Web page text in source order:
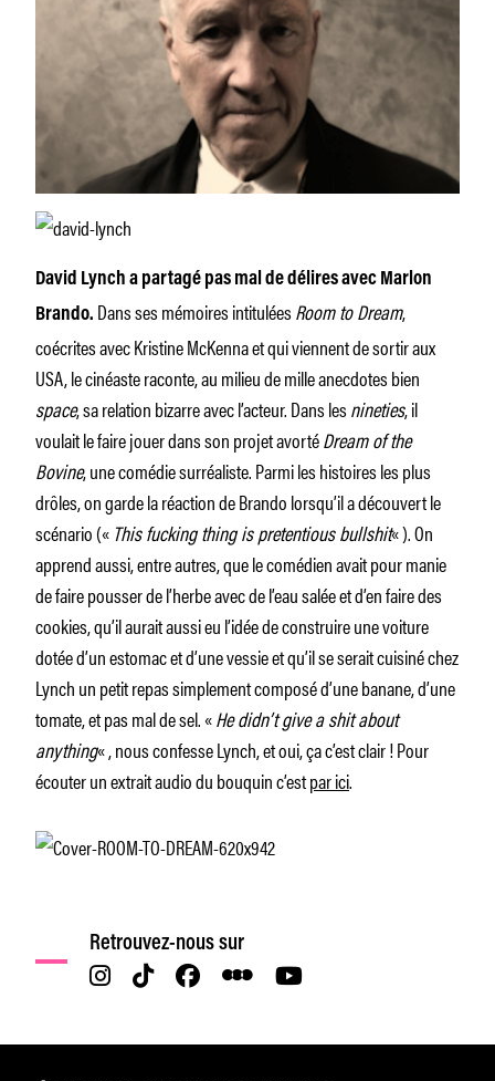
David Lynch a partagé pas mal de délires avec Marlon
Brando. Dans ses mémoires intituléesRoom to Dream,
coécrites avec Kristine McKenna et qui viennent de sortir aux
USA, le cinéaste raconte, au milieu de mille anecdotes bien
space, sa relation bizarre avec l’acteur. Dans lesnineties, il
voulait le faire jouer dans son projet avortéDream of the
Bovine, une comédie surréaliste. Parmi les histoires les plus
drôles, on garde la réaction de Brando lorsqu’il a découvert le
scénario (« This fucking thing is pretentious bullshit« ). On
apprend aussi, entre autres, que le comédien avait pour manie
de faire pousser de l’herbe avec de l’eau salée et d’en faire des
cookies, qu’il aurait aussi eu l’idée de construire une voiture
dotée d’un estomac et d’une vessie et qu’il se serait cuisiné chez
Lynch un petit repas simplement composé d’une banane, d’une
tomate, et pas mal de sel. «He didn’t give a shit about
anything« , nous confesse Lynch, et oui, ça c’est clair ! Pour
écouter un extrait audio du bouquin c’estpar ici.
Retrouvez-nous sur